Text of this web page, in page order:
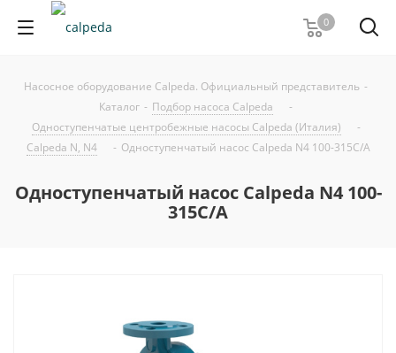
0
Насосное оборудование Calpeda. Официальный представитель -
Каталог - Подбор насоса Calpeda
-
Одноступенчатые центробежные насосы Calpeda (Италия)
-
Calpeda N, N4
- Одноступенчатый насос Calpeda N4 100-315C/A
Одноступенчатый насос Calpeda N4 100-
315C/A